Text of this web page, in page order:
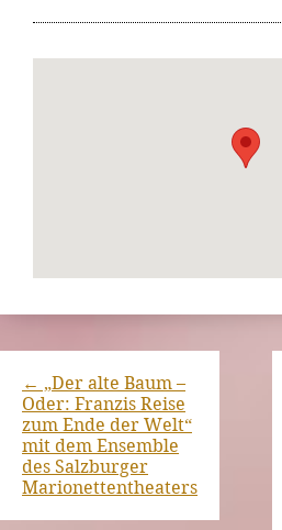
← „Der alte Baum –
Oder: Franzis Reise
zum Ende der Welt“
mit dem Ensemble
des Salzburger
Marionettentheaters